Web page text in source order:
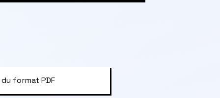
format PDF